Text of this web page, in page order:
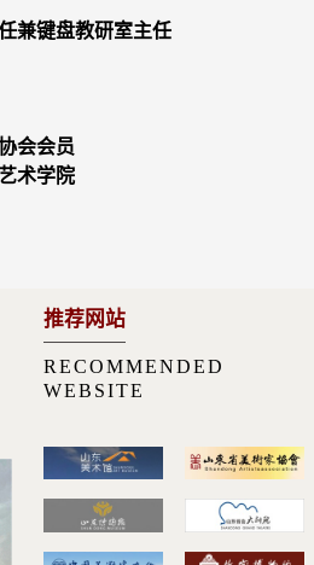
兼键盘教研室主任
会会员
术学院
推荐网站
RECOMMENDED
WEBSITE